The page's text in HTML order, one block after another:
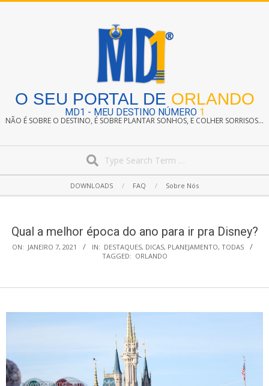
O SEU PORTAL DE ORLANDO
MD1 - MEU DESTINO NÚMERO 1
NÃO É SOBRE O DESTINO, É SOBRE PLANTAR SONHOS, E COLHER SORRISOS...
Navigation
DOWNLOADS FAQ Sobre Nós
Qual a melhor época do ano para ir pra Disney?
ON: JANEIRO 7, 2021 IN: DESTAQUES, DICAS, PLANEJAMENTO, TODAS
TAGGED: ORLANDO